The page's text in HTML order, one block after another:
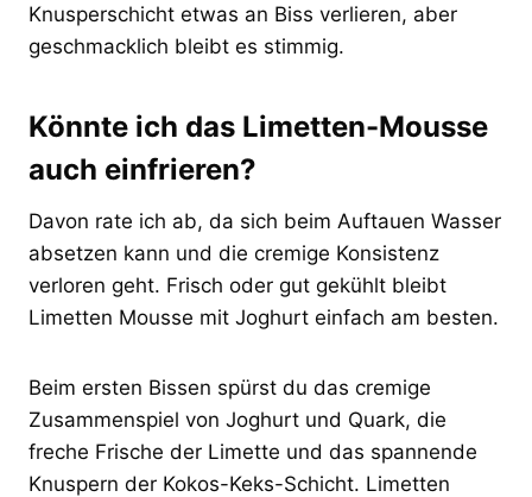
Knusperschicht etwas an Biss verlieren, aber
geschmacklich bleibt es stimmig.
Könnte ich das Limetten-Mousse
auch einfrieren?
Davon rate ich ab, da sich beim Auftauen Wasser
absetzen kann und die cremige Konsistenz
verloren geht. Frisch oder gut gekühlt bleibt
Limetten Mousse mit Joghurt einfach am besten.
Beim ersten Bissen spürst du das cremige
Zusammenspiel von Joghurt und Quark, die
freche Frische der Limette und das spannende
Knuspern der Kokos-Keks-Schicht. Limetten